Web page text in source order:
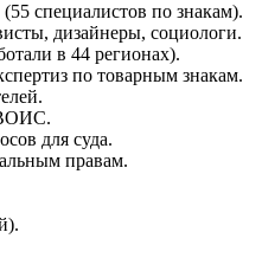
специалистов по знакам).
дизайнеры, социологи.
в 44 регионах).
по товарным знакам.
ВОИС.
для суда.
правам.